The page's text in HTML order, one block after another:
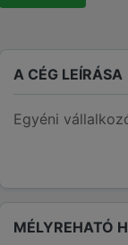
A CÉG LEÍRÁSA
Egyéni
MÉLYREHATÓ